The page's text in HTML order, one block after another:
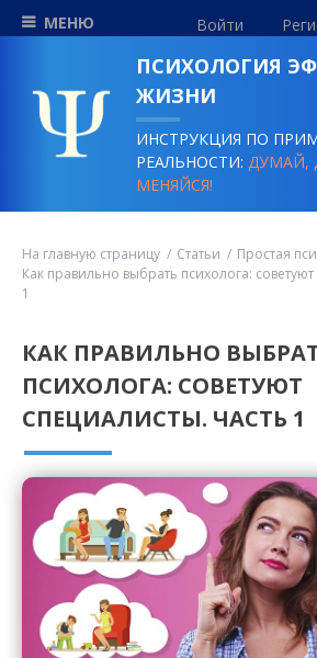
МЕНЮ Войти
ПСИХОЛОГИЯ
ЖИЗНИ
ИНСТРУКЦИЯ ПО
РЕАЛЬНОСТИ:ДУМАЙ,
МЕНЯЙСЯ!
На главную страницу Статьи
Простая
Как правильно выбрать психолога:
1
КАК ПРАВИЛЬНО
ПСИХОЛОГА: СОВЕТУЮТ
СПЕЦИАЛИСТЫ. ЧАСТЬ 1